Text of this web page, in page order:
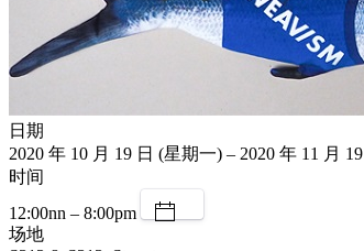
日期
2020 年 10 月 19 日 (星期一) – 2020 年 11 月
时间
12:00nn – 8:00pm
场地